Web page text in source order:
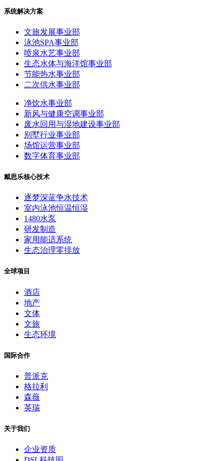
系统解决方案
文旅发展事业部
泳池SPA事业部
喷泉水艺事业部
生态水体与海洋馆事业部
节能热水事业部
二次供水事业部
净饮水事业部
新风与健康空调事业部
废水回用与湿地建设事业部
别墅行业事业部
场馆运营事业部
数字体育事业部
戴思乐核心技术
逐梦深蓝争水技术
室内泳池恒温恒湿
1480水泵
研发制造
家用能适系统
生态治理零排放
全球项目
酒店
地产
文体
文旅
生态环境
国际合作
普派克
格拉利
森薇
英瑞
关于我们
企业资质